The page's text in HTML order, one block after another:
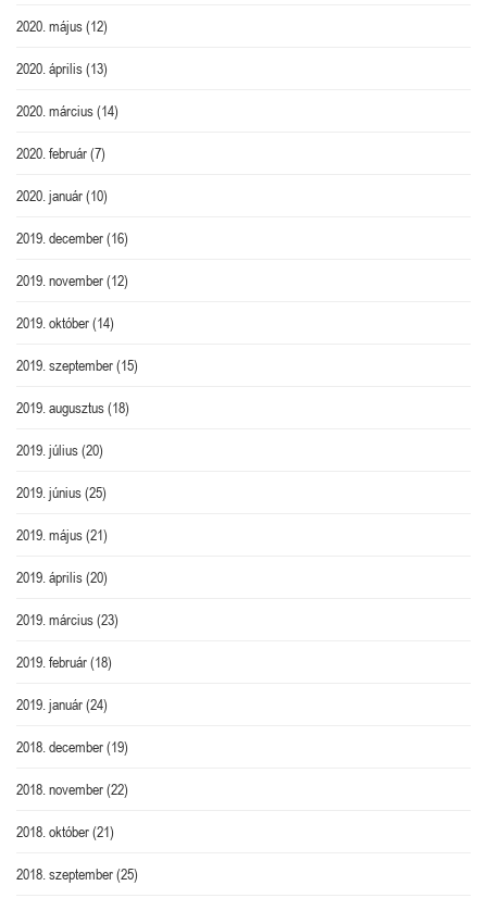
2020. május(12)
2020. április(13)
2020. március(14)
2020. február(7)
2020. január(10)
2019. december(16)
2019. november(12)
2019. október(14)
2019. szeptember(15)
2019. augusztus(18)
2019. július(20)
2019. június(25)
2019. május(21)
2019. április(20)
2019. március(23)
2019. február(18)
2019. január(24)
2018. december(19)
2018. november(22)
2018. október(21)
2018. szeptember(25)